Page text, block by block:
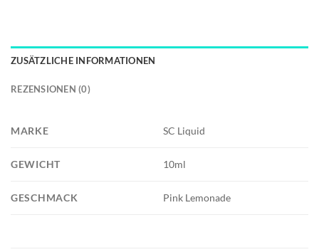
ZUSÄTZLICHE INFORMATIONEN
REZENSIONEN (0)
MARKE SC Liquid
GEWICHT 10ml
GESCHMACK Pink Lemonade